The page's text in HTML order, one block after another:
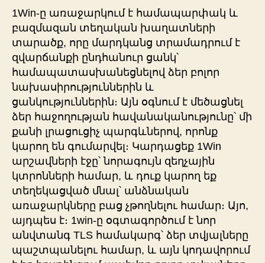
1Win-ը առաջարկում է համապարփակ և
բազմազան տեղական խաղատների
տարածք, որը մարդկանց տրամադրում է
զվարճանքի ընդհանուր ցանկ՝
համապատասխանեցնելով ձեր բոլոր
նախասիրություններին և
ցանկություններին։ Այն օգնում է մեծացնել
ձեր հաջողության հավանականությունը՝ մի
քանի լրացուցիչ պարգևներով, որոնք
կարող են գումարվել։ Կարդացեք 1Win
արշավների էջը՝ նորագույն զեղչային
կտրոնների համար, և դուք կարող եք
տեղեկացված մնալ՝ անձնական
առաջարկները բաց չթողնելու համար։ Այո,
այդպես է։ 1win-ը օգտագործում է նոր
անվտանգ TLS համակարգ՝ ձեր տվյալները
պաշտպանելու համար, և այն կոդավորում